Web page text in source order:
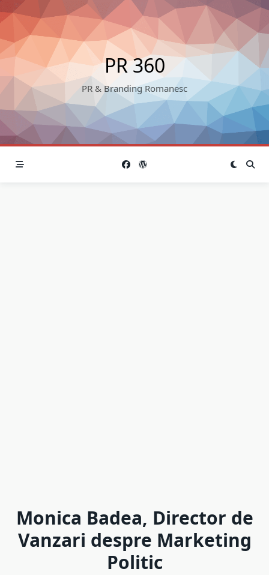
Skip
to
content
PR 360
PR & Branding Romanesc
Monica Badea, Director de
Vanzari despre Marketing
Politic